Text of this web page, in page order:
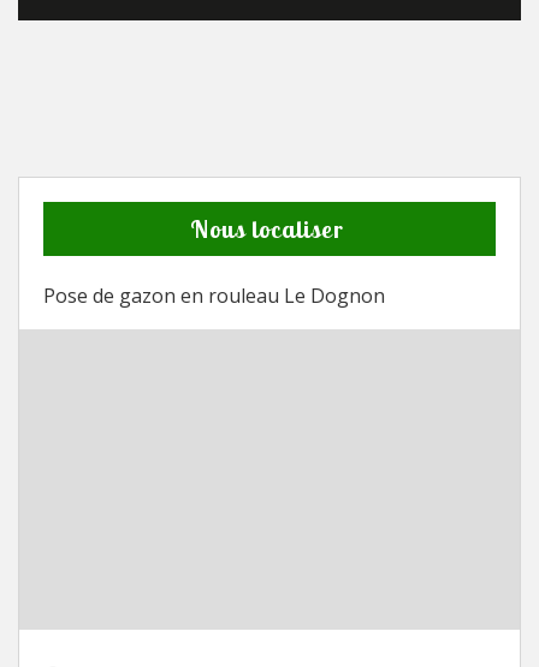
Nous localiser
Pose de gazon en rouleau Le Dognon